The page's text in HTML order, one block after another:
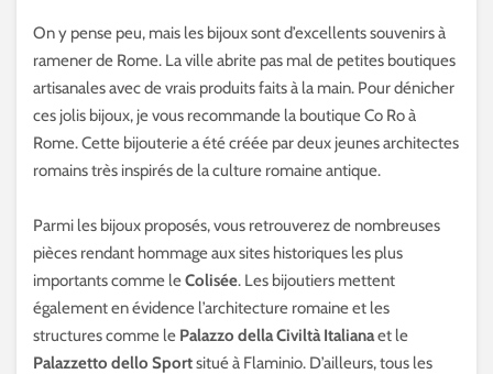
On y pense peu, mais les bijoux sont d’excellents souvenirs à
ramener de Rome. La ville abrite pas mal de petites boutiques
artisanales avec de vrais produits faits à la main. Pour dénicher
ces jolis bijoux, je vous recommande la boutique Co Ro à
Rome. Cette bijouterie a été créée par deux jeunes architectes
romains très inspirés de la culture romaine antique.
Parmi les bijoux proposés, vous retrouverez de nombreuses
pièces rendant hommage aux sites historiques les plus
importants comme leColisée. Les bijoutiers mettent
également en évidence l’architecture romaine et les
structures comme le Palazzo della Civiltà Italianaet le
Palazzetto dello Sportsitué à Flaminio. D’ailleurs, tous les